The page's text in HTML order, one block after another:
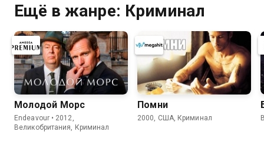
Ещё в жанре: Криминал
Молодой Морс
Endeavour • 2012,
Великобритания, Криминал
Помни
2000, США, Криминал